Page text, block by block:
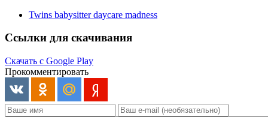
Twins babysitter daycare madness
Ссылки для скачивания
Скачать с Google Play
Прокомментировать